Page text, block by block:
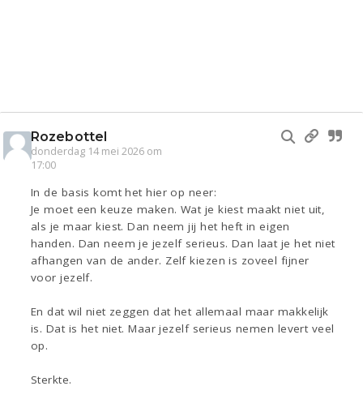
Rozebottel
donderdag 14 mei 2026 om
17:00
In de basis komt het hier op neer:
Je moet een keuze maken. Wat je kiest maakt niet uit,
als je maar kiest. Dan neem jij het heft in eigen
handen. Dan neem je jezelf serieus. Dan laat je het niet
afhangen van de ander. Zelf kiezen is zoveel fijner
voor jezelf.
En dat wil niet zeggen dat het allemaal maar makkelijk
is. Dat is het niet. Maar jezelf serieus nemen levert veel
op.
Sterkte.